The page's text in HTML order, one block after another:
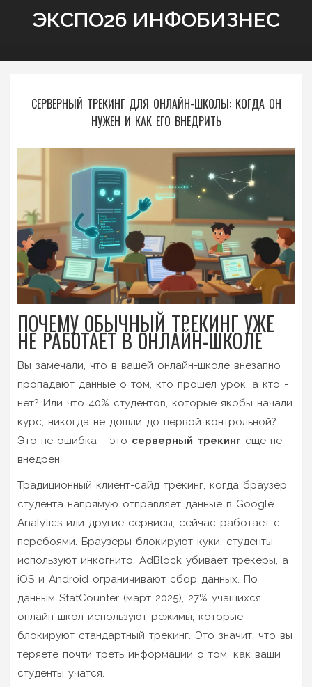
ЭКСПО26 ИНФОБИЗНЕС
СЕРВЕРНЫЙ ТРЕКИНГ ДЛЯ ОНЛАЙН-ШКОЛЫ: КОГДА ОН
НУЖЕН И КАК ЕГО ВНЕДРИТЬ
ПОЧЕМУ ОБЫЧНЫЙ ТРЕКИНГ УЖЕ
НЕ РАБОТАЕТ В ОНЛАЙН-ШКОЛЕ
Вы замечали, что в вашей онлайн-школе внезапно
пропадают данные о том, кто прошел урок, а кто -
нет? Или что 40% студентов, которые якобы начали
курс, никогда не дошли до первой контрольной?
Это не ошибка - это серверный трекинг еще не
внедрен.
Традиционный клиент-сайд трекинг, когда браузер
студента напрямую отправляет данные в Google
Analytics или другие сервисы, сейчас работает с
перебоями. Браузеры блокируют куки, студенты
используют инкогнито, AdBlock убивает трекеры, а
iOS и Android ограничивают сбор данных. По
данным StatCounter (март 2025), 27% учащихся
онлайн-школ используют режимы, которые
блокируют стандартный трекинг. Это значит, что вы
теряете почти треть информации о том, как ваши
студенты учатся.